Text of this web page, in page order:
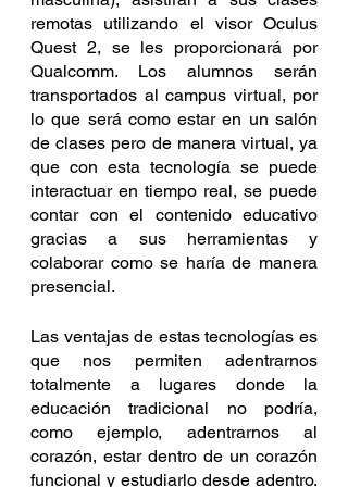
remotas utilizando el visor Oculus
Quest 2, se les proporcionará por
Qualcomm. Los alumnos serán
transportados al campus virtual, por
lo que será como estar en un salón
de clases pero de manera virtual, ya
que con esta tecnología se puede
interactuar en tiempo real, se puede
contar con el contenido educativo
gracias a sus herramientas y
colaborar como se haría de manera
presencial.
Las ventajas de estas tecnologías es
que nos permiten adentrarnos
totalmente a lugares donde la
educación tradicional no podría,
como ejemplo, adentrarnos al
corazón, estar dentro de un corazón
funcional y estudiarlo desde adentro.